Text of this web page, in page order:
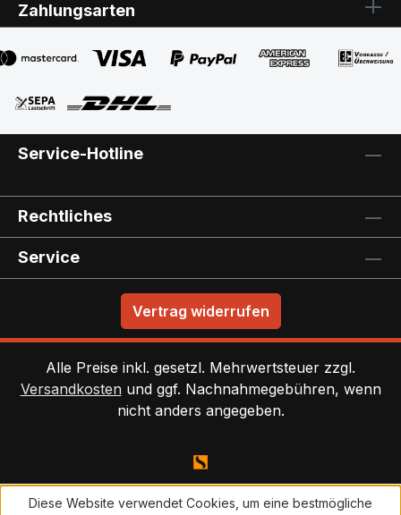
Zahlungsarten
Service-Hotline
Rechtliches
Service
Vertrag widerrufen
Alle Preise inkl. gesetzl. Mehrwertsteuer zzgl.
Versandkosten und ggf. Nachnahmegebühren, wenn
nicht anders angegeben.
Diese Website verwendet Cookies, um eine bestmögliche